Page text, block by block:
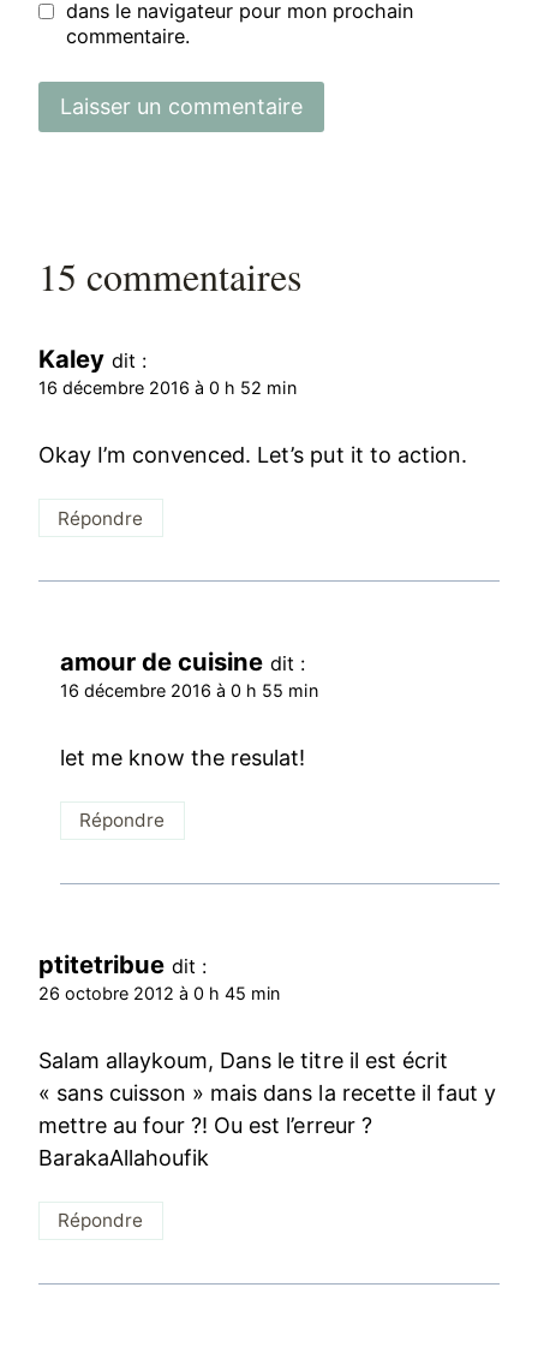
dans le navigateur pour mon prochain
commentaire.
15 commentaires
Kaley dit :
16 décembre 2016 à 0 h 52 min
Okay I’m convenced. Let’s put it to action.
Répondre
amour de cuisine dit :
16 décembre 2016 à 0 h 55 min
let me know the resulat!
Répondre
ptitetribue dit :
26 octobre 2012 à 0 h 45 min
Salam allaykoum, Dans le titre il est écrit
« sans cuisson » mais dans la recette il faut y
mettre au four ?! Ou est l’erreur ?
BarakaAllahoufik
Répondre